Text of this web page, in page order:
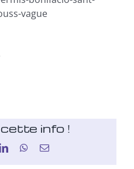
info !
LinkedInWhatsApp
Email